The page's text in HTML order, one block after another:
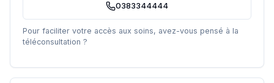
0383344444
Pour faciliter votre accès aux soins, avez-vous pensé à la
téléconsultation ?